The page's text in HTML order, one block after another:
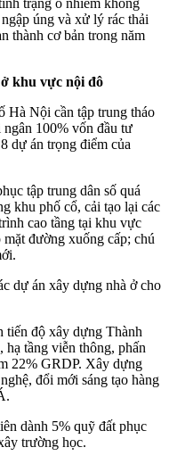
trạng ô nhiễm không
úng và xử lý rác thải
thành cơ bản trong năm
khu vực nội đô
Hà Nội cần tập trung tháo
100% vốn đầu tư
dự án trọng điểm của
tập trung dân số quá
khu phố cổ, cải tạo lại các
cao tầng tại khu vực
đường xuống cấp; chú
dự án xây dựng nhà ở cho
tiến độ xây dựng Thành
hạ tầng viễn thông, phấn
22% GRDP. Xây dựng
đổi mới sáng tạo hàng
dành 5% quỹ đất phục
trường học.